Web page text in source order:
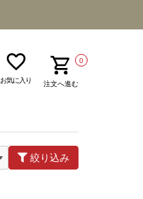
お気に入り
0
注文へ進む
絞り込み